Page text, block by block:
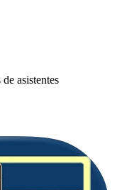
asistentes